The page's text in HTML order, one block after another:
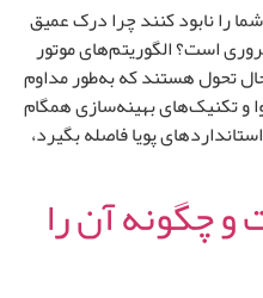
را نابود کنند چرا درک عمیق
است؟ الگوریتم‌های موتور
تحول هستند که به‌طور مداوم
و تکنیک‌های بهینه‌سازی همگام
پویا فاصله بگیرد،
چگونه آن را